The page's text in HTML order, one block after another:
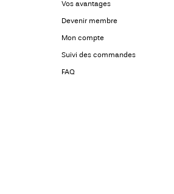
Vos avantages
Devenir membre
Mon compte
Suivi des commandes
FAQ